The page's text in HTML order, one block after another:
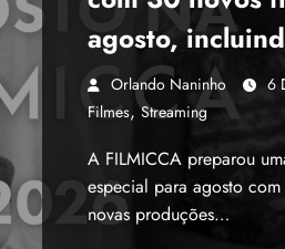
agosto,
brasileiras e
Friedrich
Orlando Naninho
6
Filmes,Streaming
A FILMICCA preparou
especial para agosto
novas produções…